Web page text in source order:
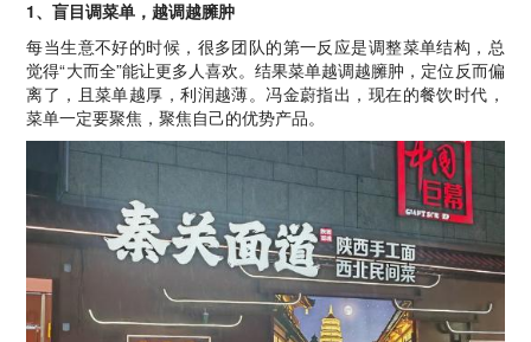
1、盲目调菜单，越调越臃肿
每当生意不好的时候，很多团队的第一反应是调整菜单结构，总
觉得“大而全”能让更多人喜欢。结果菜单越调越臃肿，定位反而偏
离了，且菜单越厚，利润越薄。冯金蔚指出，现在的餐饮时代，
菜单一定要聚焦，聚焦自己的优势产品。